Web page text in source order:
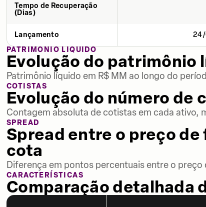
Tempo de Recuperação
(Dias)
Lançamento
PATRIMÔNIO LÍQUIDO
Evolução do patrimônio
Patrimônio líquido em R$ MM ao longo do
COTISTAS
Evolução do número de
Contagem absoluta de cotistas em cada ativo,
SPREAD
Spread entre o preço
cota
Diferença em pontos percentuais entre o
CARACTERÍSTICAS
Comparação detalhada